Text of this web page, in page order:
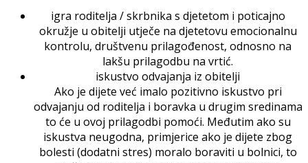
igra roditelja / skrbnika s djetetom i poticajno
okružje u obitelji utječe na djetetovu emocionalnu
kontrolu, društvenu prilagođenost, odnosno na
lakšu prilagodbu na vrtić.
iskustvo odvajanja iz obitelji
Ako je dijete već imalo pozitivno iskustvo pri
odvajanju od roditelja i boravka u drugim sredinama
to će u ovoj prilagodbi pomoći. Međutim ako su
iskustva neugodna, primjerice ako je dijete zbog
bolesti (dodatni stres) moralo boraviti u bolnici, to